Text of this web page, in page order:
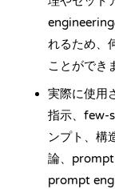
engineering
れるため、
ことができ
実際に使用
指示、few-
ンプト、
論、
prompt